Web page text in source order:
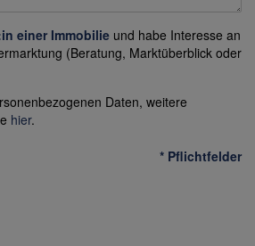
einer Immobilie und habe Interesse an
(Beratung, Marktüberblick oder
Daten, weitere
hier.
* Pflichtfelder